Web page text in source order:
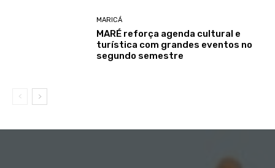
MARICÁ
MARÉ reforça agenda cultural e
turística com grandes eventos no
segundo semestre